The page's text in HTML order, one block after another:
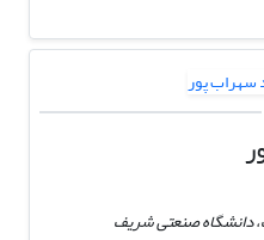
دانشگاه صنعتی شریف